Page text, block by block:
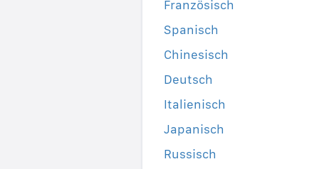
Französisch
Spanisch
Chinesisch
Deutsch
Italienisch
Japanisch
Russisch